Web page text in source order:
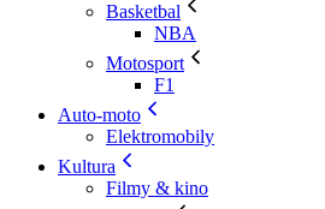
Basketbal
NBA
Motosport
F1
Auto-moto
Elektromobily
Kultura
Filmy & kino